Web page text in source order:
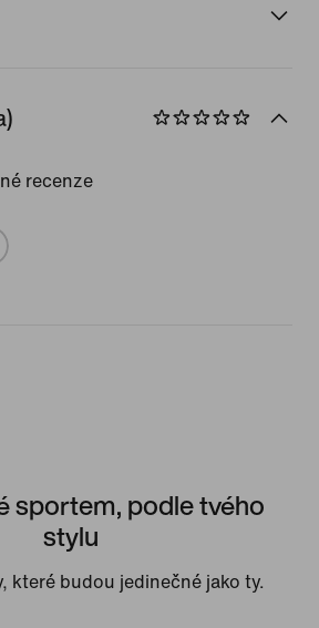
recenze
sportem, podle tvého
stylu
které budou jedinečné jako ty.